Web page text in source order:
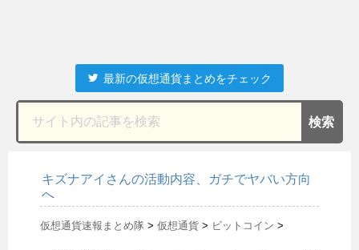
最新の仮想通貨まとめをチェック
キズナアイさんの活動内容、ガチでヤバい方向
へ
仮想通貨速報まとめ隊 > 仮想通貨 > ビットコイン >